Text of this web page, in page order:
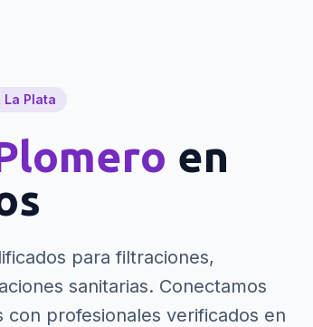
La Plata
en
para filtraciones,
sanitarias. Conectamos
con profesionales verificados en